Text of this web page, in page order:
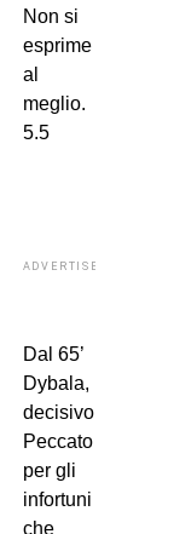
Non si
esprime
al
meglio.
5.5
ADVERTISEMENT
Dal 65’
Dybala,
decisivo.
Peccato
per gli
infortuni
che